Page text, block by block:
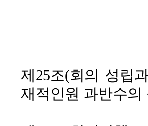
제25조(회의 성립
재적인원 과반수의